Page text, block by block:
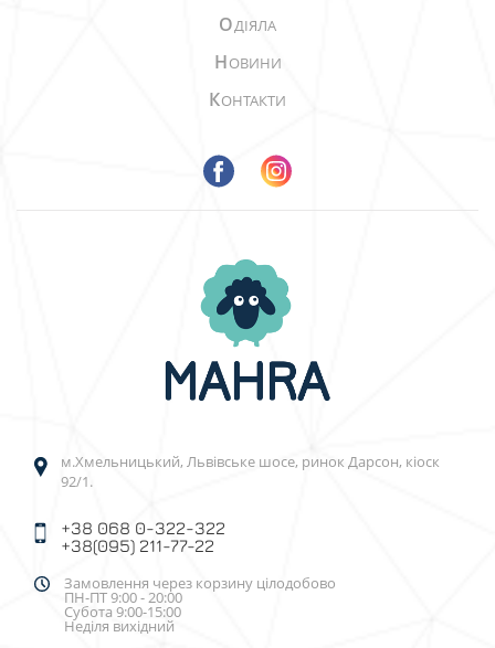
ОДІЯЛА
НОВИНИ
КОНТАКТИ
м.Хмельницький, Львівське шосе, ринок Дарсон, кіоск
92/1.
+38 068 0-322-322
+38(095) 211-77-22
Замовлення через корзину цілодобово
ПН-ПТ 9:00 - 20:00
Субота 9:00-15:00
Неділя вихідний